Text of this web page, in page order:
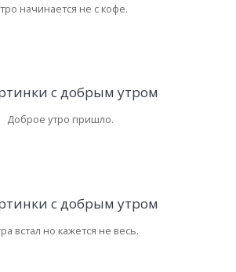
начинается не с кофе.
Доброе утро пришло.
встал но кажется не весь.